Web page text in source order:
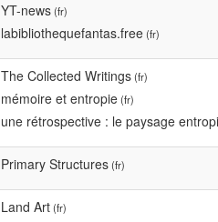
YT-news(fr)
labibliothequefantas.free(fr)
The Collected Writings(fr)
mémoire et entropie(fr)
une rétrospective : le paysage
Primary Structures(fr)
Land Art(fr)